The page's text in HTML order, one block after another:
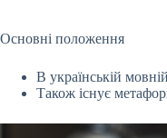
Основні положення
В українській
Також існує